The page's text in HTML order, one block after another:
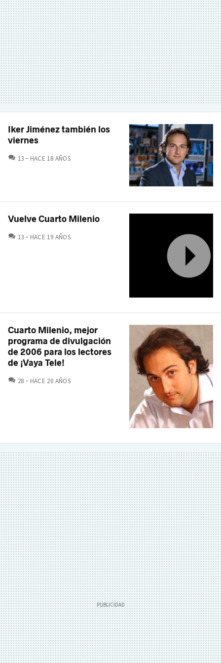
Iker Jiménez también los
viernes
13 COMENTARIOS
HACE 18 AÑOS
Vuelve Cuarto Milenio
13 COMENTARIOS
HACE 19 AÑOS
Cuarto Milenio, mejor
programa de divulgación
de 2006 para los lectores
de ¡Vaya Tele!
28 COMENTARIOS
HACE 20 AÑOS